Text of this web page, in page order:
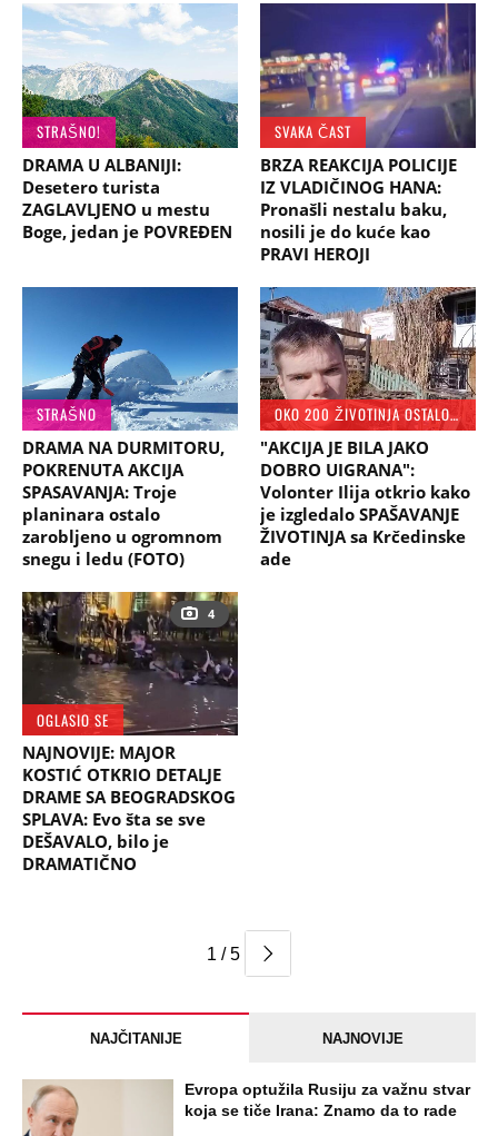
STRAŠNO!
DRAMA U ALBANIJI:
Desetero turista
ZAGLAVLJENO u mestu
Boge, jedan je POVREĐEN
SVAKA ČAST
BRZA REAKCIJA POLICIJE
IZ VLADIČINOG HANA:
Pronašli nestalu baku,
nosili je do kuće kao
PRAVI HEROJI
STRAŠNO
DRAMA NA DURMITORU,
POKRENUTA AKCIJA
SPASAVANJA: Troje
planinara ostalo
zarobljeno u ogromnom
snegu i ledu (FOTO)
OKO 200 ŽIVOTINJA OSTALO ZAROBLJENO
"AKCIJA JE BILA JAKO
DOBRO UIGRANA":
Volonter Ilija otkrio kako
je izgledalo SPAŠAVANJE
ŽIVOTINJA sa Krčedinske
ade
4
OGLASIO SE
NAJNOVIJE: MAJOR
KOSTIĆ OTKRIO DETALJE
DRAME SA BEOGRADSKOG
SPLAVA: Evo šta se sve
DEŠAVALO, bilo je
DRAMATIČNO
1 / 5
NAJČITANIJE NAJNOVIJE
Evropa optužila Rusiju za važnu stvar
koja se tiče Irana: Znamo da to rade